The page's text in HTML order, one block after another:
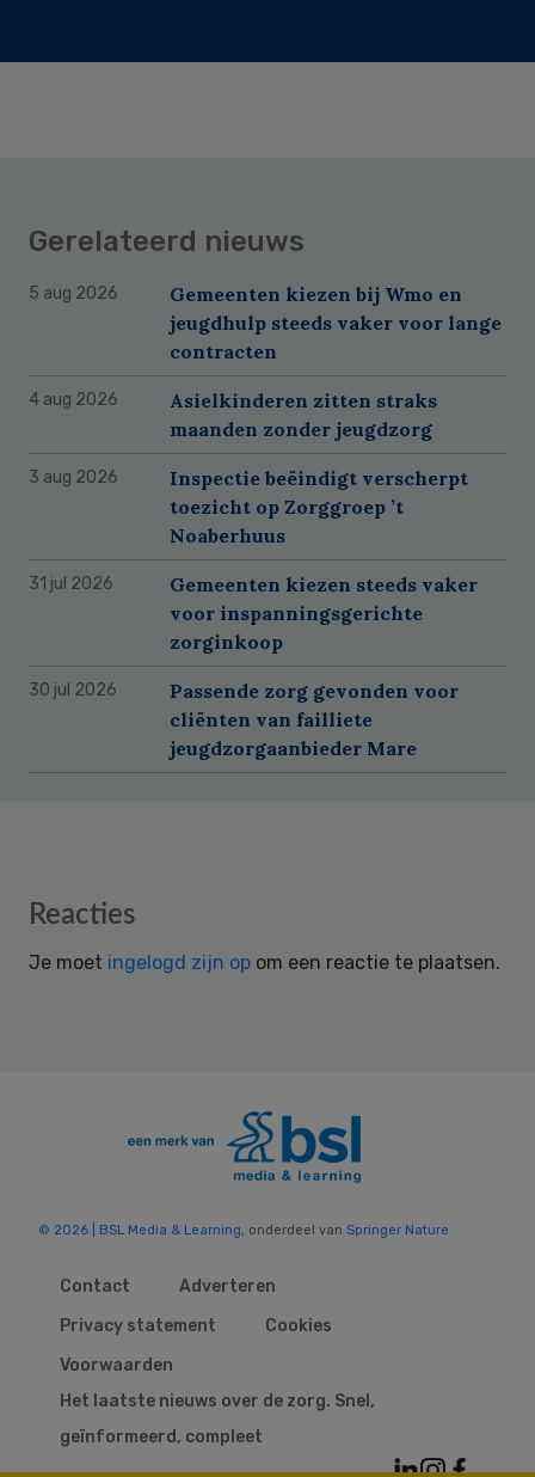
Gerelateerd nieuws
5 aug 2026
Gemeenten kiezen bij Wmo en
jeugdhulp steeds vaker voor lange
contracten
4 aug 2026
Asielkinderen zitten straks
maanden zonder jeugdzorg
3 aug 2026
Inspectie beëindigt verscherpt
toezicht op Zorggroep ’t
Noaberhuus
31 jul 2026
Gemeenten kiezen steeds vaker
voor inspanningsgerichte
zorginkoop
30 jul 2026
Passende zorg gevonden voor
cliënten van failliete
jeugdzorgaanbieder Mare
Reader
Reacties
Je moet ingelogd zijn op om een reactie te plaatsen.
© 2026 | BSL Media & Learning, onderdeel van Springer Nature
Contact
Adverteren
Privacy statement
Cookies
Voorwaarden
Het laatste nieuws over de zorg. Snel,
geïnformeerd, compleet